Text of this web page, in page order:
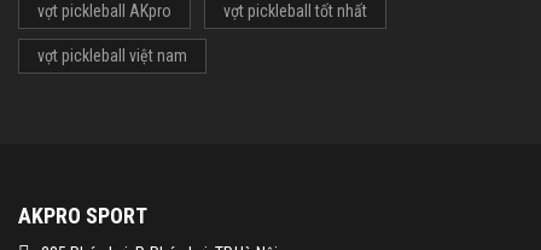
vợt pickleball AKpro vợt pickleball tốt nhất
vợt pickleball việt nam
AKPRO SPORT